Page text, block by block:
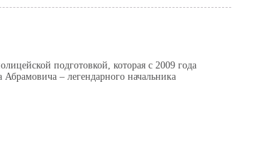
подготовкой, которая с 2009 года
– легендарного начальника